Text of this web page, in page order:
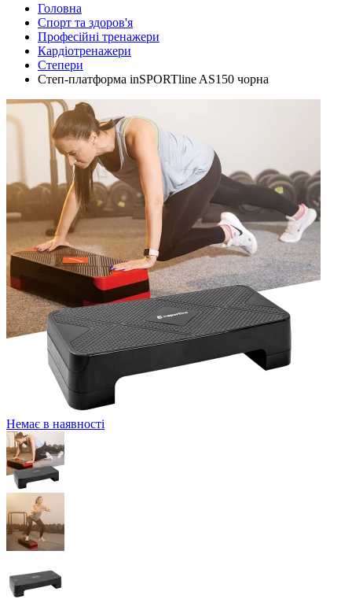
Головна
Спорт та здоров'я
Професійні тренажери
Кардіотренажери
Степери
Степ-платформа inSPORTline AS150 чорна
Немає в наявності